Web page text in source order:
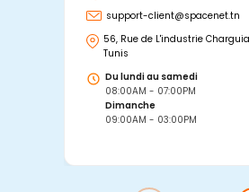
support-client@spacenet.tn
56, Rue de L'industrie
Tunis
Du lundi au samedi
08:00AM - 07:00PM
Dimanche
09:00AM - 03:00PM